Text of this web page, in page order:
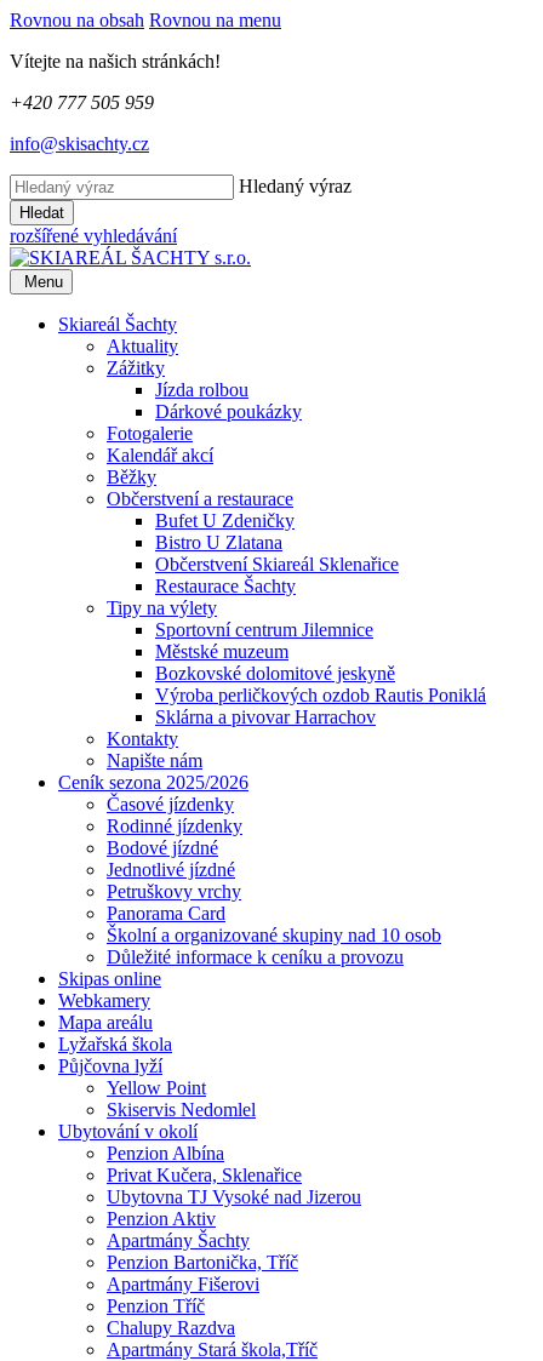
Rovnou na obsah Rovnou na menu
Vítejte na našich stránkách!
+420 777 505 959
info@skisachty.cz
Hledaný výraz
Hledat
rozšířené vyhledávání
Menu
Skiareál Šachty
Aktuality
Zážitky
Jízda rolbou
Dárkové poukázky
Fotogalerie
Kalendář akcí
Běžky
Občerstvení a restaurace
Bufet U Zdeničky
Bistro U Zlatana
Občerstvení Skiareál Sklenařice
Restaurace Šachty
Tipy na výlety
Sportovní centrum Jilemnice
Městské muzeum
Bozkovské dolomitové jeskyně
Výroba perličkových ozdob Rautis Poniklá
Sklárna a pivovar Harrachov
Kontakty
Napište nám
Ceník sezona 2025/2026
Časové jízdenky
Rodinné jízdenky
Bodové jízdné
Jednotlivé jízdné
Petruškovy vrchy
Panorama Card
Školní a organizované skupiny nad 10 osob
Důležité informace k ceníku a provozu
Skipas online
Webkamery
Mapa areálu
Lyžařská škola
Půjčovna lyží
Yellow Point
Skiservis Nedomlel
Ubytování v okolí
Penzion Albína
Privat Kučera, Sklenařice
Ubytovna TJ Vysoké nad Jizerou
Penzion Aktiv
Apartmány Šachty
Penzion Bartonička, Tříč
Apartmány Fišerovi
Penzion Tříč
Chalupy Razdva
Apartmány Stará škola,Tříč